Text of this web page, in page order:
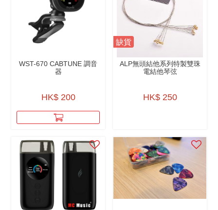
WST-670 CABTUNE 調音
器
HK$ 200
缺貨
ALP無頭結他系列特製雙珠
電結他琴弦
HK$ 250